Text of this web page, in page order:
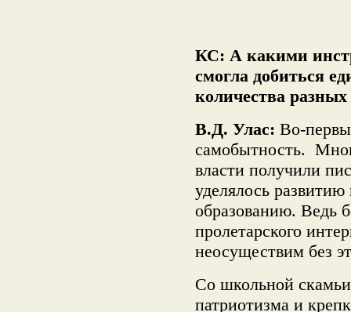
КС: А какими
смогла добиться
количества
В.Д. Улас: Во-
самобытность.
власти получили
уделялось
образованию. Ведь
пролетарского
неосуществим без
Со школьной
патриотизма и